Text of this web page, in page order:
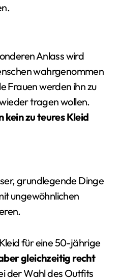
Anlass wird
wahrgenommen
Frauen werden ihn zu
tragen wollen.
kein zu teures Kleid
grundlegende Dinge
ungewöhnlichen
für eine 50-jährige
gleichzeitig recht
der Wahl des Outfits